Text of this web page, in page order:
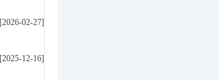
[2026-02-27]
[2025-12-16]